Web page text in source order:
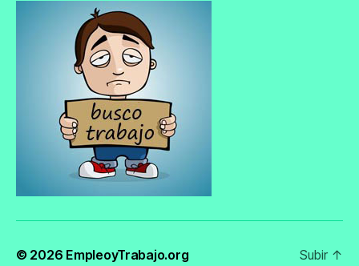
© 2026 EmpleoyTrabajo.org Subir ↑